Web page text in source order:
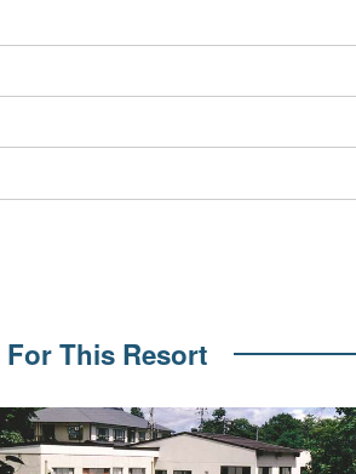
For This Resort